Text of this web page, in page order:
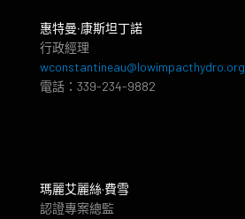
惠特曼‧康斯坦丁諾
行政經理
wconstantineau@lowimpacthydro.org
電話：339-234-9882
瑪麗艾麗絲·費雪
認證專案總監